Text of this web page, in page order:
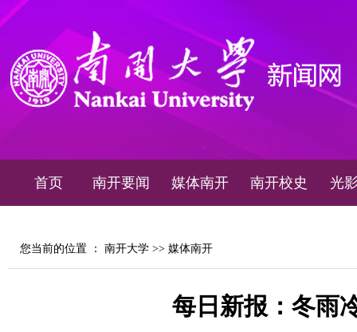
首页 南开要闻 媒体南开 南开校史 光
您当前的位置 ： 南开大学 >> 媒体南开
每日新报：冬雨